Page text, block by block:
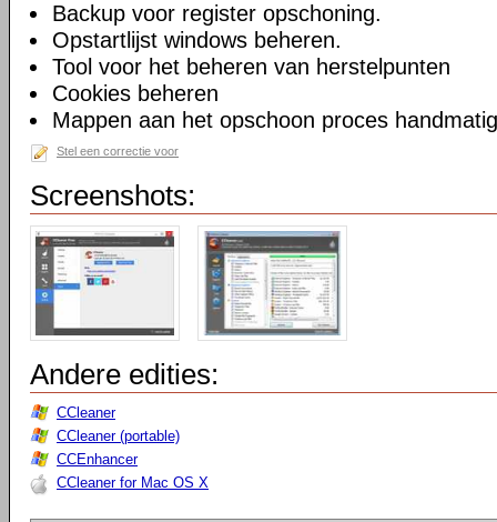
Backup voor register opschoning.
Opstartlijst windows beheren.
Tool voor het beheren van herstelpunten
Cookies beheren
Mappen aan het opschoon proces
Stel een correctie voor
Screenshots:
Andere edities:
CCleaner
CCleaner (portable)
CCEnhancer
CCleaner for Mac OS X